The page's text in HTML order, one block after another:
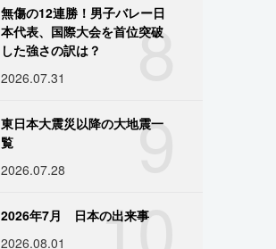
8
無傷の12連勝！男子バレー日
本代表、国際大会を首位突破
した強さの訳は？
2026.07.31
9
東日本大震災以降の大地震一
覧
2026.07.28
10
2026年7月 日本の出来事
2026.08.01